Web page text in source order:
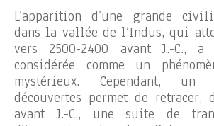
L’apparition d’une grande
dans la vallée de l’Indus, qui
vers 2500-2400 avant J.-C., a
considérée comme un
mystérieux. Cependant, un
découvertes permet de retracer,
avant J.-C., une suite de